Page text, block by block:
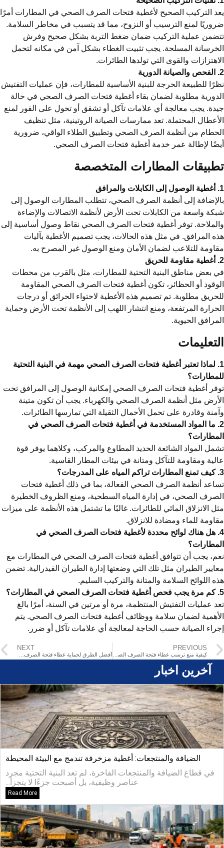
التركيب الصحيح لأغطية فتحات الصرف الصحي في المطارات أمرًا
لمنع الترسيب أو النزوح، مما قد يتسبب في مخاطر السلامة.
عملية التركيب ضمان ضغط التربة بشكل صحيح وفرش
المسلحة. يجب تثبيت الغطاء بشكل آمن في مكانه لتحمل
والقوى التي تولدها الطائرات.
للطبيعة الحرجة للبنية الأساسية للمطارات، فإن عمليات التفتيش
مطلوبة لضمان بقاء أغطية فتحات الصرف الصحي في حالة
يجب معالجة أي علامات تآكل أو تشقق أو تحول على الفور لمنع
المحتملة. تعد ممارسات الصيانة الروتينية، مثل تنظيف
من أنظمة الصرف الصحي وتطبيق الطلاء الواقي، ضرورية
لإطالة عمر خدمة أغطية فتحات الصرف الصحي.
المطارات المتخصصة
إلى أنظمة الصرف الصحي، تتطلب المطارات الوصول إلى
واسعة من الكابلات تحت الأرض لأنظمة الاتصالات والإضاءة
توفر أغطية فتحات الصرف الصحي نقاط وصول أساسية إلى
المرافق. في مثل هذه الحالات، يجب تصميم الأغطية بآليات
للتلاعب لضمان الأمان ومنع الوصول غير المصرح به.
بعض مناطق البنية التحتية للمطارات، مثل بالقرب من محطات
أو الحظائر، تكون أغطية فتحات الصرف الصحي المقاومة
مطلوبة. تم تصميم هذه الأغطية لاحتواء الحرائق أو درجات
المرتفعة، ومنع انتشار اللهب إلى الأنظمة تحت الأرض وحماية
الحيوية.
1. لماذا تعتبر أغطية فتحات الصرف الصحي مهمة في البنية التحتية
أغطية فتحات الصرف الصحي إمكانية الوصول إلى المرافق تحت
مثل أنظمة الصرف الصحي والكهرباء. يجب أن تكون متينة
وقادرة على تحمل الأحمال الثقيلة التي تمارسها الطائرات.
2. ما المواد المستخدمة في أغطية فتحات الصرف الصحي في
المواد الشائعة الحديد المطاوع والمركب، وكلاهما يوفر قوة
ومقاومة للتآكل ومتانة في بيئات المطار القاسية.
أنظمة الصرف الصحي الفعالة، بما في ذلك أغطية فتحات
الصحي، في إدارة المياه السطحية، ومنع الظروف الخطيرة
الانزلاق المائي للطائرات. غالبًا ما تشتمل هذه الأنظمة على ميزات
للماء ومضادة للانزلاق.
4. هل هناك لوائح محددة لأغطية فتحات الصرف الصحي في
يجب أن تتوافق أغطية فتحات الصرف الصحي في المطارات مع
الطيران مثل تلك التي وضعتها إدارة الطيران الفيدرالية. تضمن
اللوائح السلامة والمتانة والتركيب السليم.
عمليات التفتيش المنتظمة، مرة أو مرتين في السنة، أمرًا بالغ
لضمان سلامة ووظائف أغطية فتحات الصرف الصحي. يتم
الصيانة حسب الحاجة لمعالجة أي علامات تآكل أو ضرر.
PREVIOUS
كيفية منع ترسب غطاء فتحة الصرف الصحي
NEXT
أفضل الطرق لحماية غطاء فتحة الصرف الصحي الخاصة بك
آخرین اخبار
الضيافة والمنتجعات: أغطية مزخرفة تندمج مع البيئة المحيطة
في قطاع الضيافة والمنتجعات الفاخرة، لم تعد البنية التحتية مجرد
عناصر وظيفية، بل أصبحت جزءًا لا يتجزأ...
Read More